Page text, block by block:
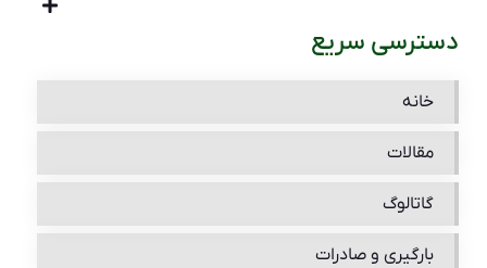
دسترسی سریع
خانه
مقالات
گاتالوگ
بارگیری و صادرات